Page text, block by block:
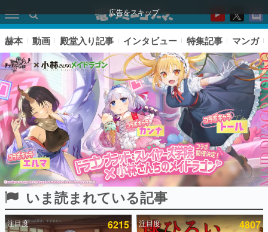
広告をスキップ
ピックアップ
赫本 動画 殿堂入り記事 インタビュー 特集記事 マンガ
いま読まれている記事
注目度 6215 注目度 4807